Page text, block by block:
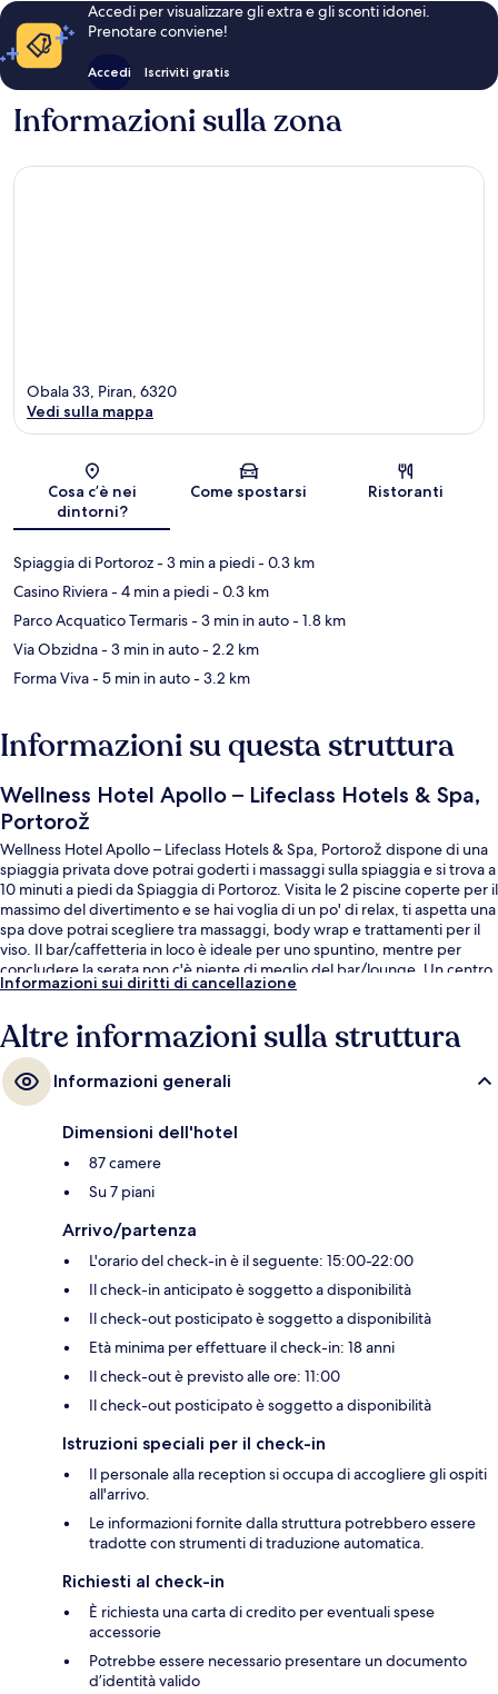
Accedi per visualizzare gli extra e gli sconti idonei.
Prenotare conviene!
Accedi Iscriviti gratis
Informazioni sulla zona
Mappa
Obala 33, Piran, 6320
Vedi sulla mappa
Cosa c’è nei
dintorni?
Come spostarsi Ristoranti
Spiaggia di Portoroz- 3 min a piedi- 0.3 km
Casino Riviera- 4 min a piedi- 0.3 km
Parco Acquatico Termaris- 3 min in auto- 1.8 km
Via Obzidna- 3 min in auto- 2.2 km
Forma Viva- 5 min in auto- 3.2 km
Informazioni su questa struttura
Wellness Hotel Apollo – Lifeclass Hotels & Spa,
Portorož
Wellness Hotel Apollo – Lifeclass Hotels & Spa, Portorož dispone di una
spiaggia privata dove potrai goderti i massaggi sulla spiaggia e si trova a
10 minuti a piedi da Spiaggia di Portoroz. Visita le 2 piscine coperte per il
massimo del divertimento e se hai voglia di un po' di relax, ti aspetta una
spa dove potrai scegliere tra massaggi, body wrap e trattamenti per il
viso. Il bar/caffetteria in loco è ideale per uno spuntino, mentre per
concludere la serata non c'è niente di meglio del bar/lounge. Un centro
fitness, una palestra e una sauna sono gli altri punti di forza della
Informazioni sui diritti di cancellazione
Altre informazioni sulla struttura
Informazioni generali
Dimensioni dell'hotel
87 camere
Su 7 piani
Arrivo/partenza
L'orario del check-in è il seguente: 15:00-22:00
Il check-in anticipato è soggetto a disponibilità
Il check-out posticipato è soggetto a disponibilità
Età minima per effettuare il check-in: 18 anni
Il check-out è previsto alle ore: 11:00
Il check-out posticipato è soggetto a disponibilità
Istruzioni speciali per il check-in
Il personale alla reception si occupa di accogliere gli ospiti
all'arrivo.
Le informazioni fornite dalla struttura potrebbero essere
tradotte con strumenti di traduzione automatica.
Richiesti al check-in
È richiesta una carta di credito per eventuali spese
accessorie
Potrebbe essere necessario presentare un documento
d’identità valido